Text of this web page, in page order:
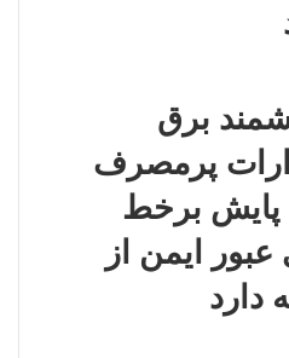
برق
پرمصرف
پایش برخط
ایمن از
دارد